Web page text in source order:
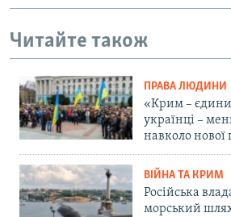
Читайте також
ПРАВА ЛЮДИНИ
«Крим –
українці –
навколо нової
ВІЙНА ТА КРИМ
Російська
морський